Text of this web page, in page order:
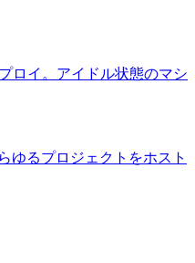
ロイ。アイドル状態のマシ
ゆるプロジェクトをホスト